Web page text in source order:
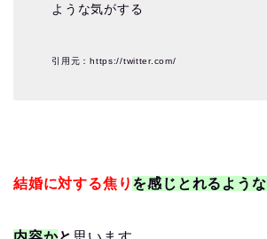
ような気がする
引用元：https://twitter.com/
結婚に対する焦り を感じとれるような